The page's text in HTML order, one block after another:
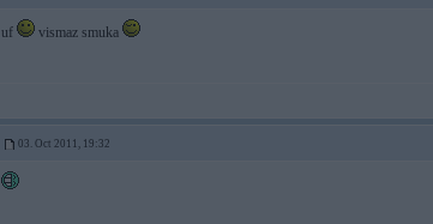
uf vismaz smuka
03. Oct 2011, 19:32